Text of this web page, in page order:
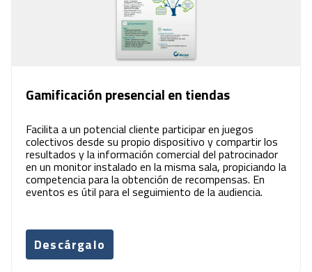
Gamificación presencial en tiendas
Facilita a un potencial cliente participar en juegos
colectivos desde su propio dispositivo y compartir los
resultados y la información comercial del patrocinador
en un monitor instalado en la misma sala, propiciando la
competencia para la obtención de recompensas. En
eventos es útil para el seguimiento de la audiencia.
Descárgalo